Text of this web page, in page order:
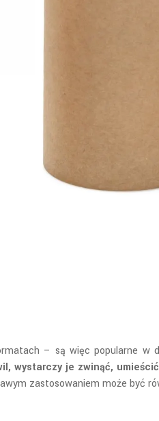
– są więc popularne
wystarczy je zwinąć,
zastosowaniem może być